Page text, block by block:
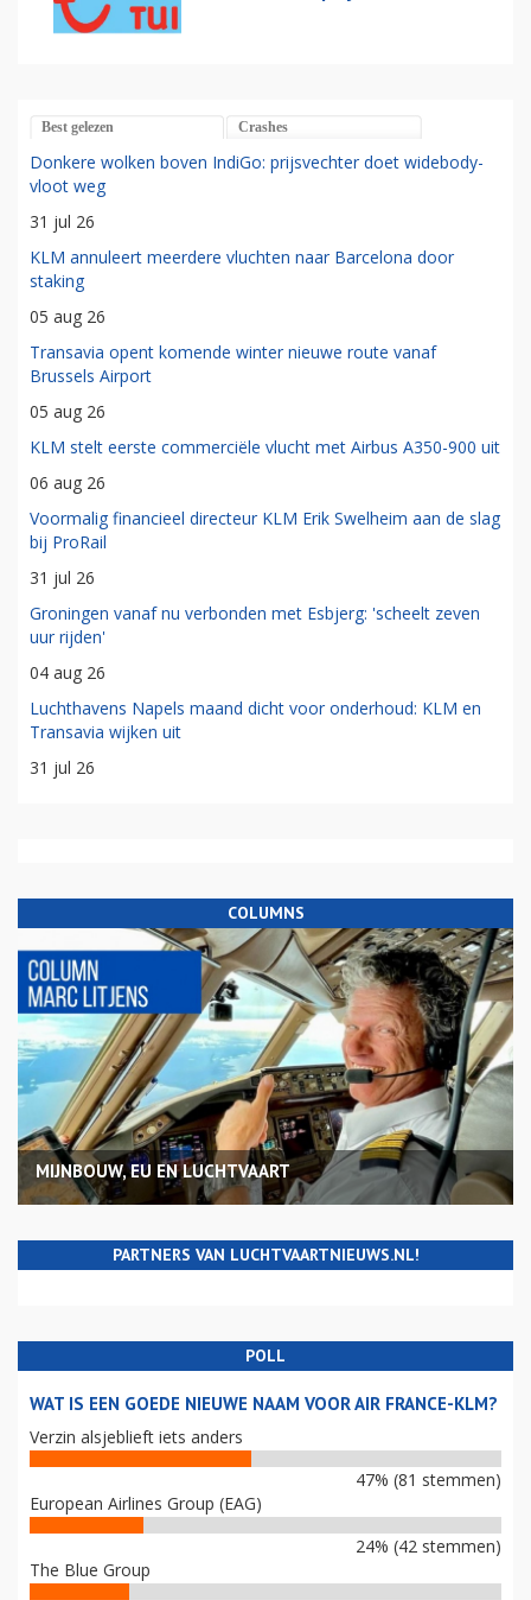
Best gelezen Crashes
Donkere wolken boven IndiGo: prijsvechter doet widebody-
vloot weg
31 jul 26
KLM annuleert meerdere vluchten naar Barcelona door
staking
05 aug 26
Transavia opent komende winter nieuwe route vanaf
Brussels Airport
05 aug 26
KLM stelt eerste commerciële vlucht met Airbus A350-900 uit
06 aug 26
Voormalig financieel directeur KLM Erik Swelheim aan de slag
bij ProRail
31 jul 26
Groningen vanaf nu verbonden met Esbjerg: 'scheelt zeven
uur rijden'
04 aug 26
Luchthavens Napels maand dicht voor onderhoud: KLM en
Transavia wijken uit
31 jul 26
COLUMNS
MIJNBOUW, EU EN LUCHTVAART
PARTNERS VAN LUCHTVAARTNIEUWS.NL!
POLL
WAT IS EEN GOEDE NIEUWE NAAM VOOR AIR FRANCE-KLM?
Verzin alsjeblieft iets anders
47% (81 stemmen)
European Airlines Group (EAG)
24% (42 stemmen)
The Blue Group